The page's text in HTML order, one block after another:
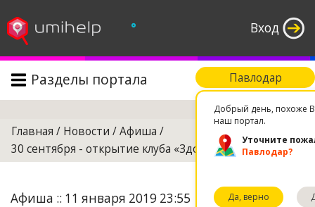
Вход
°
Павлодар
Добрый день, похоже
наш портал.
Уточните
Павлодар?
Да, верно
Разделы портала Поиск
Главная / Новости /Афиша /
30 сентября - открытие клуба «Здоровье в музыке»!
Афиша :: 11 января 2019 23:55